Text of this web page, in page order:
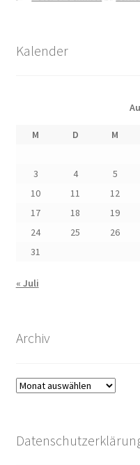
Kalender
M D M
3
4 5
10
11 12
17
18 19
24
25 26
31
« Juli
Archiv
Archiv